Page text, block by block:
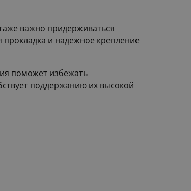
важно придерживаться
и надежное крепление
поможет избежать
поддержанию их высокой